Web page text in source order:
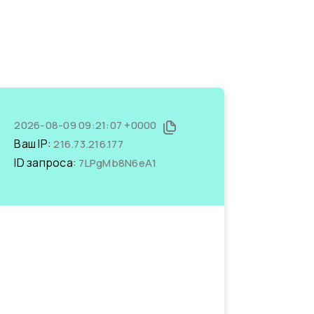
2026-08-09 09:21:07 +0000
Ваш IP:216.73.216.177
ID запроса: 7LPgMb8N6eA1